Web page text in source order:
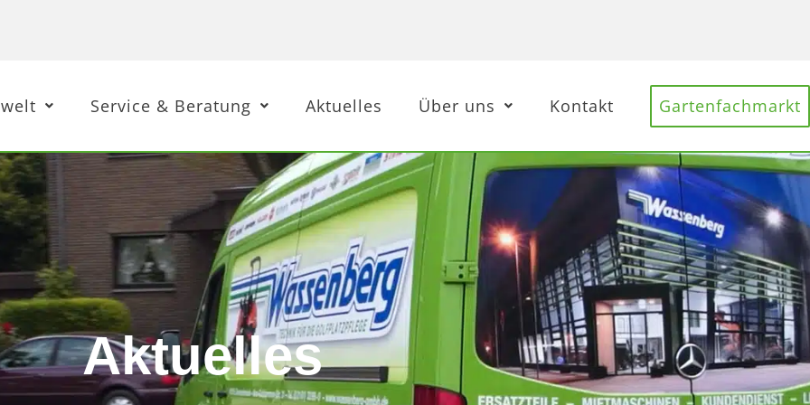
Service & Beratung Aktuelles Über uns Kontakt Gartenfachmarkt
Aktuelles